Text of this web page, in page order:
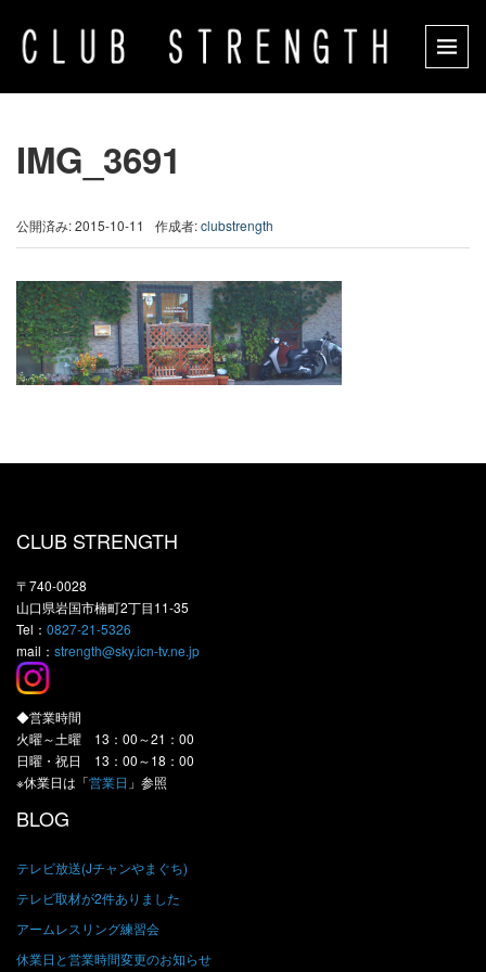
IMG_3691
公開済み: 2015-10-11 作成者:clubstrength
CLUB STRENGTH
〒740-0028
山口県岩国市楠町2丁目11-35
Tel： 0827-21-5326
mail： strength@sky.icn-tv.ne.jp
◆営業時間
火曜～土曜 13：00～21：00
日曜・祝日 13：00～18：00
※休業日は「営業日 」参照
BLOG
テレビ放送(Jチャンやまぐち)
テレビ取材が2件ありました
アームレスリング練習会
休業日と営業時間変更のお知らせ